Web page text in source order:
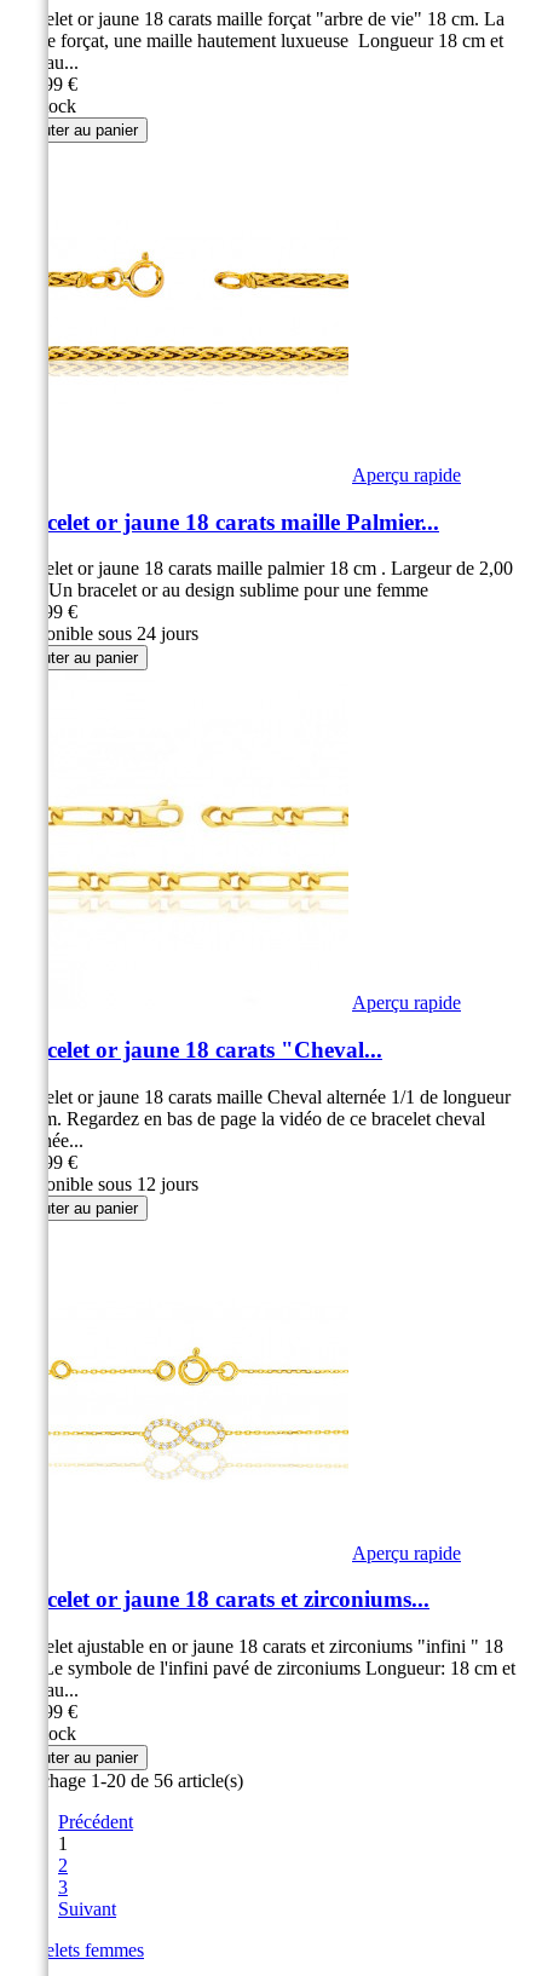
Bracelet or jaune 18 carats maille forçat "arbre de vie" 18 cm. La
maille forçat, une maille hautement luxueuse Longueur 18 cm et
anneau...
329,99 €
En stock
Ajouter au panier
Aperçu rapide
Bracelet or jaune 18 carats maille Palmier...
Bracelet or jaune 18 carats maille palmier 18 cm . Largeur de 2,00
mm Un bracelet or au design sublime pour une femme
329,99 €
Disponible sous 24 jours
Ajouter au panier
Aperçu rapide
Bracelet or jaune 18 carats "Cheval...
Bracelet or jaune 18 carats maille Cheval alternée 1/1 de longueur
20 cm. Regardez en bas de page la vidéo de ce bracelet cheval
alternée...
339,99 €
Disponible sous 12 jours
Ajouter au panier
Aperçu rapide
Bracelet or jaune 18 carats et zirconiums...
Bracelet ajustable en or jaune 18 carats et zirconiums "infini " 18
cm. Le symbole de l'infini pavé de zirconiums Longueur: 18 cm et
anneau...
339,99 €
En stock
Ajouter au panier
Affichage 1-20 de 56 article(s)
Précédent
1
2
3
Suivant
Bracelets femmes